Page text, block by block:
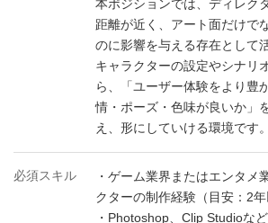
本ポジションでは、ディレク
距離が近く、アート面だけで
のに影響を与える存在として
キャラクターの設定やシナリ
ら、「ユーザー体験をより豊
情・ポーズ・色味が良いか」
え、形にしていける環境です。
必須スキル
・ゲーム業界またはエンタメ
クターの制作経験（目安：2年
・Photoshop、Clip Studioな